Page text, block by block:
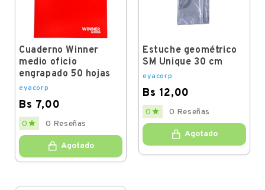
Cuaderno Winner
medio oficio
engrapado 50 hojas
eyacorp
Bs 7,00
Price
0  0 Reseñas
Agotado
Estuche geométrico
SM Unique 30 cm
eyacorp
Bs 12,00
Price
0  0 Reseñas
Agotado